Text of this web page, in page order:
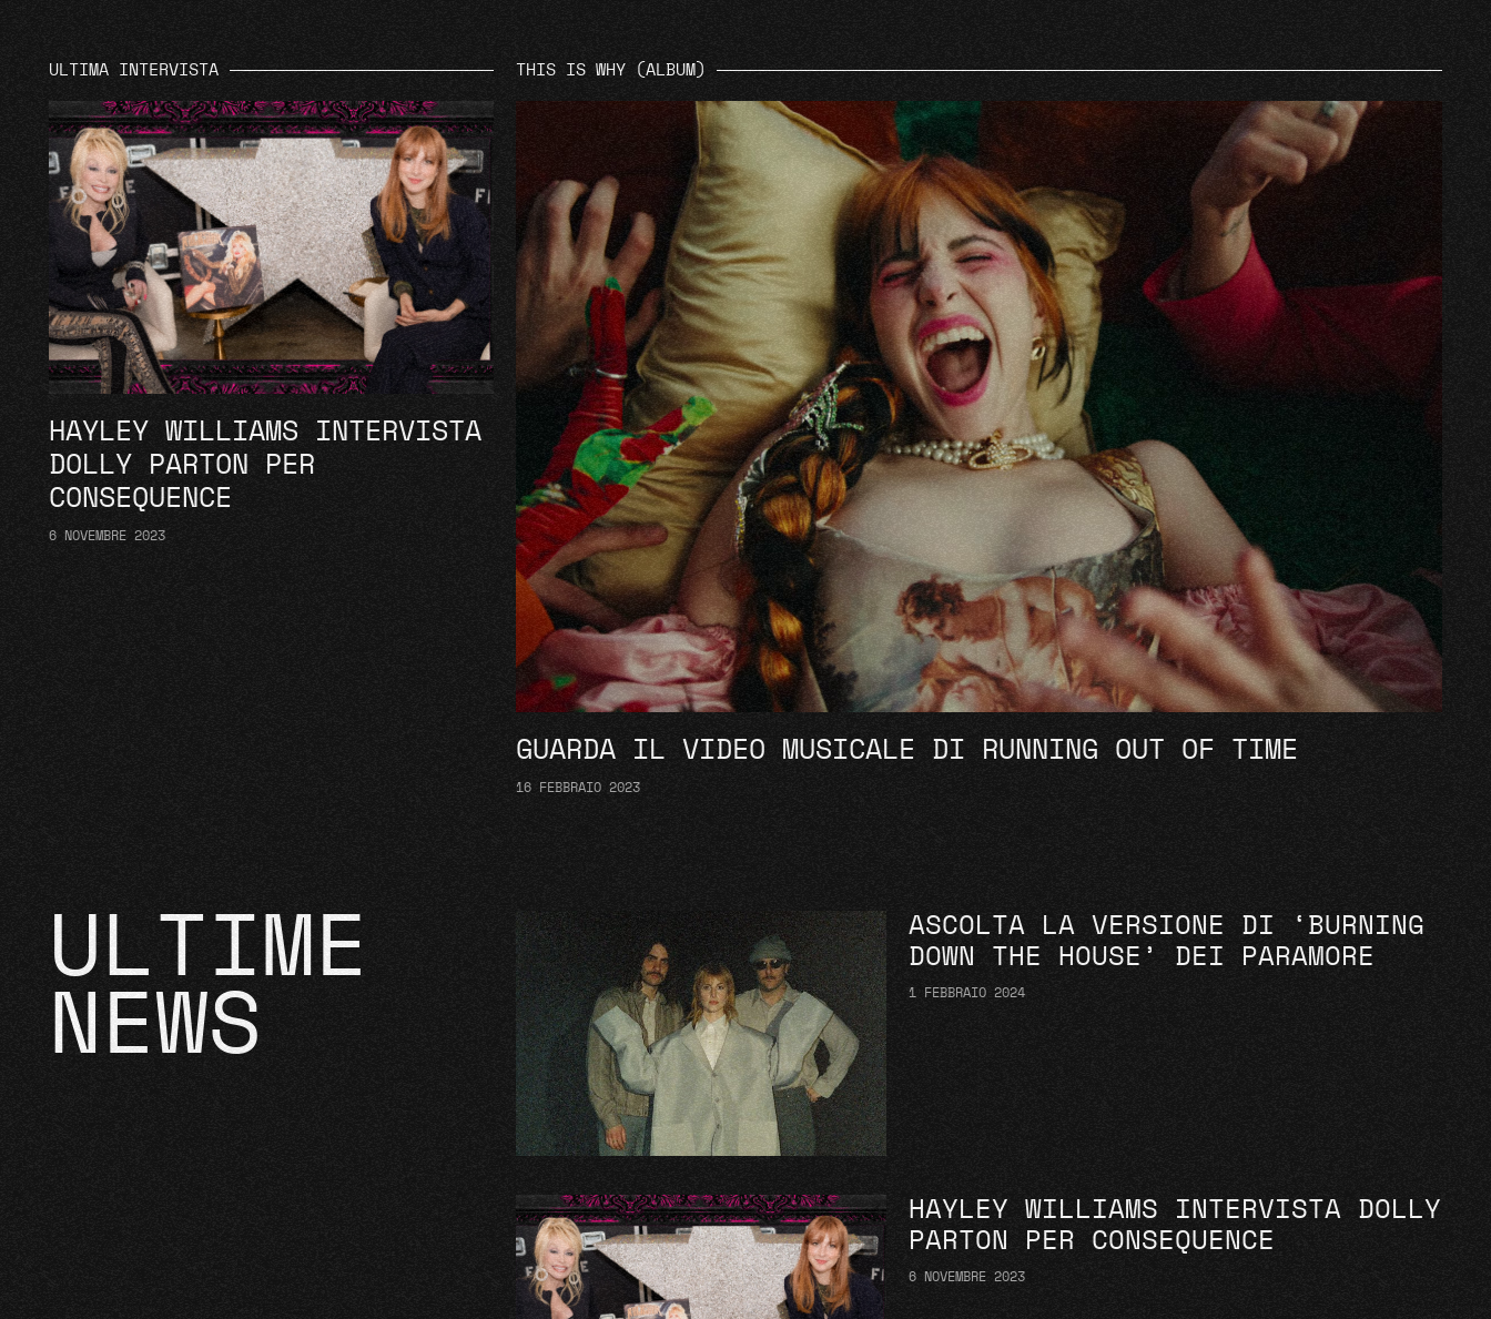
ULTIMA INTERVISTA
HAYLEY WILLIAMS INTERVISTA
DOLLY PARTON PER
CONSEQUENCE
6 NOVEMBRE 2023
THIS IS WHY (ALBUM)
GUARDA IL VIDEO MUSICALE DI RUNNING OUT OF TIME
16 FEBBRAIO 2023
ULTIME
NEWS
ASCOLTA LA VERSIONE DI ‘BURNING
DOWN THE HOUSE’ DEI PARAMORE
1 FEBBRAIO 2024
HAYLEY WILLIAMS INTERVISTA DOLLY
PARTON PER CONSEQUENCE
6 NOVEMBRE 2023